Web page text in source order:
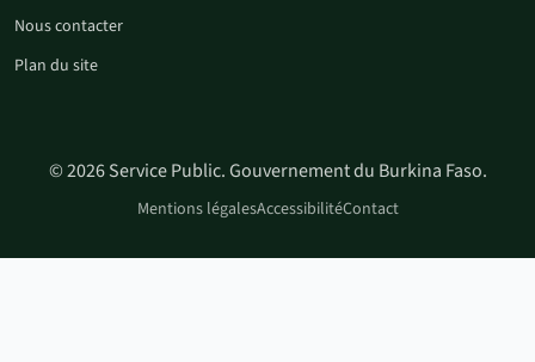
Nous contacter
Plan du site
© 2026 Service Public. Gouvernement du Burkina Faso.
Mentions légalesAccessibilitéContact